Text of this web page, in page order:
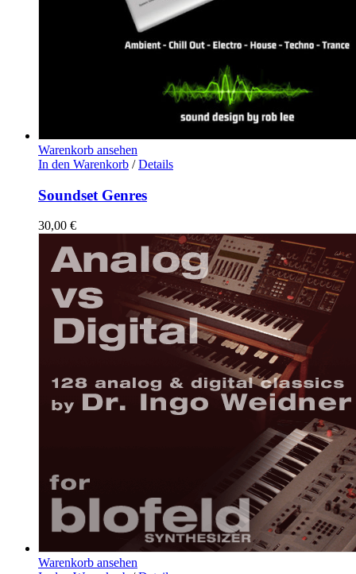
Warenkorb ansehen
In den Warenkorb / Details
Soundset Genres
30,00 €
Warenkorb ansehen